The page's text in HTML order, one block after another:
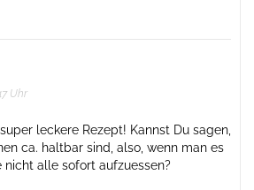
Uhr
leckere Rezept! Kannst Du sagen,
ca. haltbar sind, also, wenn man es
nicht alle sofort aufzuessen?